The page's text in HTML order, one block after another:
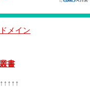
メイン
書